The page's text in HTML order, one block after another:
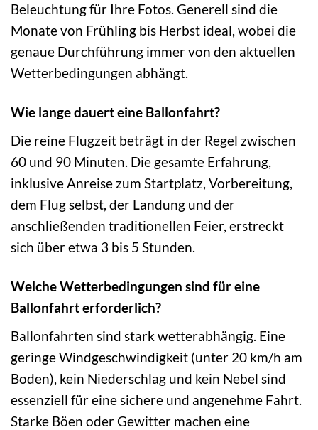
Beleuchtung für Ihre Fotos. Generell sind die
Monate von Frühling bis Herbst ideal, wobei die
genaue Durchführung immer von den aktuellen
Wetterbedingungen abhängt.
Wie lange dauert eine Ballonfahrt?
Die reine Flugzeit beträgt in der Regel zwischen
60 und 90 Minuten. Die gesamte Erfahrung,
inklusive Anreise zum Startplatz, Vorbereitung,
dem Flug selbst, der Landung und der
anschließenden traditionellen Feier, erstreckt
sich über etwa 3 bis 5 Stunden.
Welche Wetterbedingungen sind für eine
Ballonfahrt erforderlich?
Ballonfahrten sind stark wetterabhängig. Eine
geringe Windgeschwindigkeit (unter 20 km/h am
Boden), kein Niederschlag und kein Nebel sind
essenziell für eine sichere und angenehme Fahrt.
Starke Böen oder Gewitter machen eine